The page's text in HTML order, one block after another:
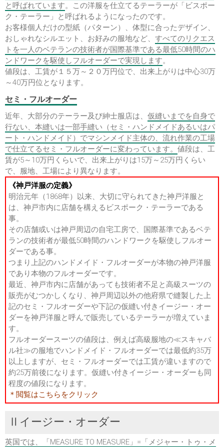
と呼ばれています。この洋服を仕立てるテーラーが「ビスポー
ク・テーラー」と呼ばれるようになったのです。
お客様個人だけの型紙（パターン）、体型に合ったデザイン、
おしゃれなシルエット、お好みの服地など、 すべてのリクエス
トを一人のベテランの技術者が国際基準である最低50時間のハ
ンドワークを駆使しフルオーダーで実現します。
値段は、工賃が１５万～２０万円位で、出来上がりは中心30万
～40万円位となります。
セミ・フルオーダー
近年、大部分のテーラー及び紳士服店は、 仮縫いまでを自身で
行ない、本縫いは一部手縫い（セミ・ハンドメイドあるいはパ
ート・ハンドメイド）でマシンメイド主体の、流れ作業の工場
で仕立てるセミ・フルオーダーに変わっています。 値段は、工
賃が5～10万円くらいで、出来上がりは15万～25万円くらい
で、服地、工場により異なります。
《神戸洋服の定義》
明治元年（1868年）以来、大切に守られてきた神戸洋服と
は、神戸市内に店舗を構えるビスポーク・テーラーである
事。
その店舗或いは神戸周辺の自宅工房で、国際基準であるベテ
ランの技術者が最低50時間のハンドワークを駆使しフルオー
ダーである事。
つまり上記のハンドメイド・フルオーダーが本物の神戸洋服
であり本物のフルオーダーです。
最近、神戸市内に店舗があっても技術者不足と高級スーツの
販売がむつかしくなり、神戸周辺以外の他府県で縫製した上
記のセミ・フルオーダーや下記の仮縫い付きイージー・オー
ダーを神戸洋服と呼んで販売しているテーラーが増えていま
す。
フルオーダースーツの値段は、例えば高級服地の≪スキャバ
ル社≫の服地でハンドメイド・フルオーダーでは最低約35万
以上しますが、セミ・フルオーダーでは工賃が違いますので
約25万前後になります。仮縫い付きイージー・オーダーも同
程度の値段になります。
＊閲覧はこちらをクリック
Ⅱイージー・オーダー
英国では、「MEASURE TO MEASURE」=「メジャー・トゥ・メ